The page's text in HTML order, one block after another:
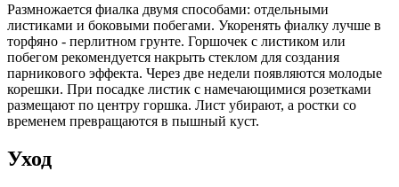
Размножается фиалка двумя способами: отдельными
листиками и боковыми побегами. Укоренять фиалку лучше в
торфяно - перлитном грунте. Горшочек с листиком или
побегом рекомендуется накрыть стеклом для создания
парникового эффекта. Через две недели появляются молодые
корешки. При посадке листик с намечающимися розетками
размещают по центру горшка. Лист убирают, а ростки со
временем превращаются в пышный куст.
Уход